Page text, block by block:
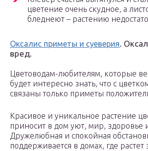
цветение очень скудное, а
бледнеют – растению
Оксалис приметы и суеверия.
вред.
Цветоводам-любителям, которые
будет интересно знать, что с
связаны только приметы
Красивое и уникальное растение
приносит в дом уют, мир, здоровье
Дружелюбная и спокойная
поддерживается в домах, где растет